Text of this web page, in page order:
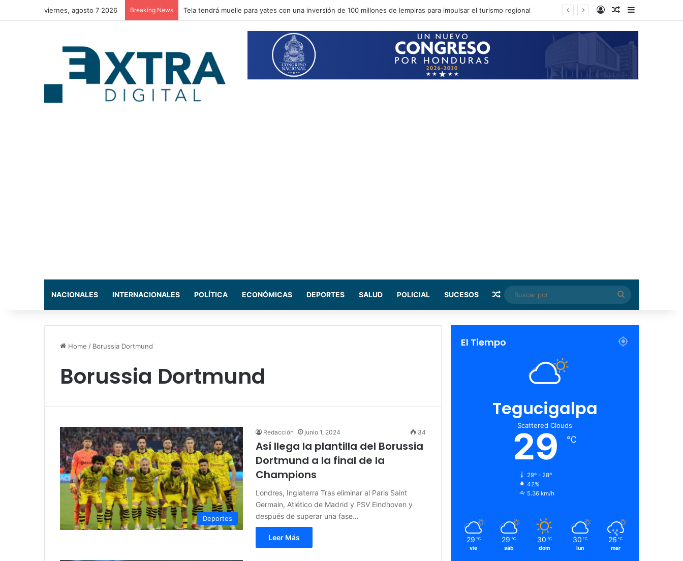
viernes, agosto 7 2026 Breaking News Tela tendrá muelle para yates con una inversión de 100 millones de lempiras para impulsar el turismo regional Log InRandom Article
NACIONALES INTERNACIONALES POLÍTICA ECONÓMICAS DEPORTES SALUD POLICIAL SUCESOS Random Article
Buscar
por
Home / Borussia Dortmund
Borussia Dortmund
Deportes
Redacción junio 1, 2024 34
Así llega la plantilla del Borussia
Dortmund a la final de la
Champions
Londres, Inglaterra Tras eliminar al Paris Saint
Germain, Atlético de Madrid y PSV Eindhoven y
después de superar una fase…
Leer Más
El Tiempo
Tegucigalpa
Scattered Clouds
29 ℃
29º - 28º
42%
5.36 km/h
29 ℃
vie
29 ℃
sáb
30 ℃
dom
30 ℃
lun
26 ℃
mar